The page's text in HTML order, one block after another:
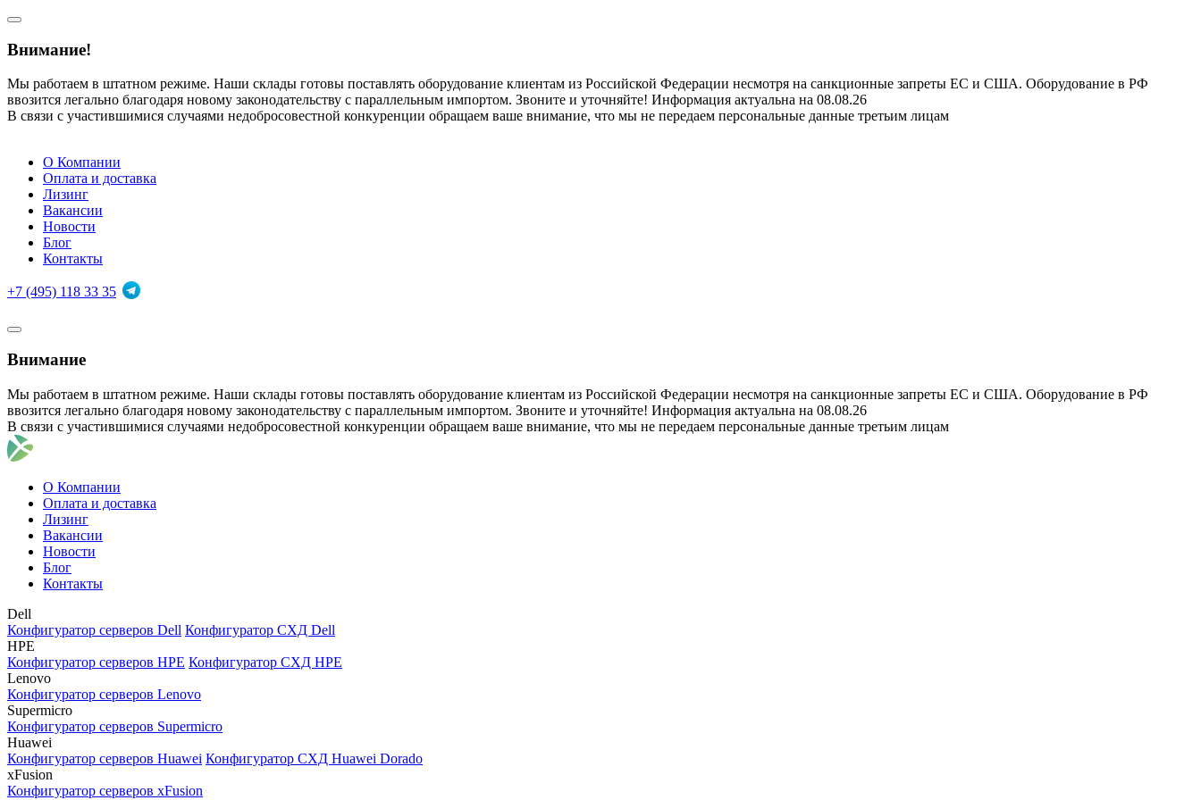
Внимание!
Мы работаем в штатном режиме. Наши склады готовы поставлять оборудование клиентам из Российской Федерации несмотря на санкционные запреты ЕС и США. Оборудование в РФ
ввозится легально благодаря новому законодательству с параллельным импортом. Звоните и уточняйте! Информация актуальна на 08.08.26
В связи с участившимися случаями недобросовестной конкуренции обращаем ваше внимание, что мы не передаем персональные данные третьим лицам
О Компании
Оплата и доставка
Лизинг
Вакансии
Новости
Блог
Контакты
+7 (495) 118 33 35
Внимание
Мы работаем в штатном режиме. Наши склады готовы поставлять оборудование клиентам из Российской Федерации несмотря на санкционные запреты ЕС и США. Оборудование в РФ
ввозится легально благодаря новому законодательству с параллельным импортом. Звоните и уточняйте! Информация актуальна на 08.08.26
В связи с участившимися случаями недобросовестной конкуренции обращаем ваше внимание, что мы не передаем персональные данные третьим лицам
О Компании
Оплата и доставка
Лизинг
Вакансии
Новости
Блог
Контакты
Dell
Конфигуратор серверов Dell Конфигуратор СХД Dell
HPE
Конфигуратор серверов HPE Конфигуратор СХД HPE
Lenovo
Конфигуратор серверов Lenovo
Supermicro
Конфигуратор серверов Supermicro
Huawei
Конфигуратор серверов Huawei Конфигуратор СХД Huawei Dorado
xFusion
Конфигуратор серверов xFusion